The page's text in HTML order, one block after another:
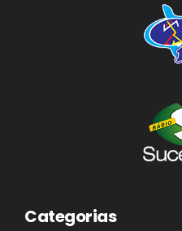
Categorias